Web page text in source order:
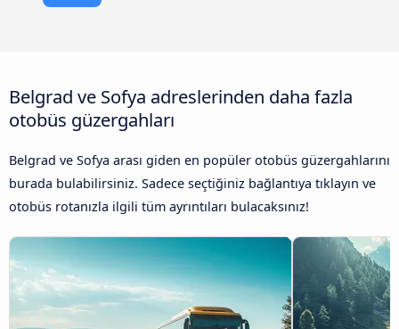
Belgrad ve Sofya adreslerinden daha fazla
otobüs güzergahları
Belgrad ve Sofya arası giden en popüler otobüs güzergahlarını
burada bulabilirsiniz. Sadece seçtiğiniz bağlantıya tıklayın ve
otobüs rotanızla ilgili tüm ayrıntıları bulacaksınız!